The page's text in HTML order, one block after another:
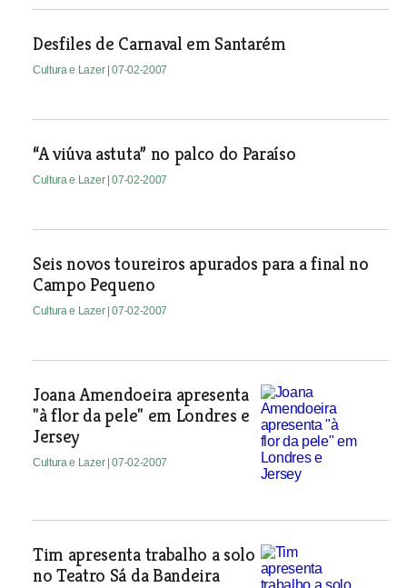
Desfiles de Carnaval em Santarém
Cultura e Lazer | 07-02-2007
“A viúva astuta” no palco do Paraíso
Cultura e Lazer | 07-02-2007
Seis novos toureiros apurados para a final no
Campo Pequeno
Cultura e Lazer | 07-02-2007
Joana Amendoeira apresenta
"à flor da pele" em Londres e
Jersey
Cultura e Lazer | 07-02-2007
Tim apresenta trabalho a solo
no Teatro Sá da Bandeira